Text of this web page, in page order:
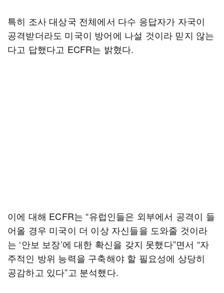
특히 조사 대상국 전체에서 다수 응답자가 자국이
공격받더라도 미국이 방어에 나설 것이라 믿지 않는
다고 답했다고 ECFR는 밝혔다.
이에 대해 ECFR는 “유럽인들은 외부에서 공격이 들
어올 경우 미국이 더 이상 자신들을 도와줄 것이라
는 ‘안보 보장’에 대한 확신을 갖지 못했다”면서 “자
주적인 방위 능력을 구축해야 할 필요성에 상당히
공감하고 있다”고 분석했다.